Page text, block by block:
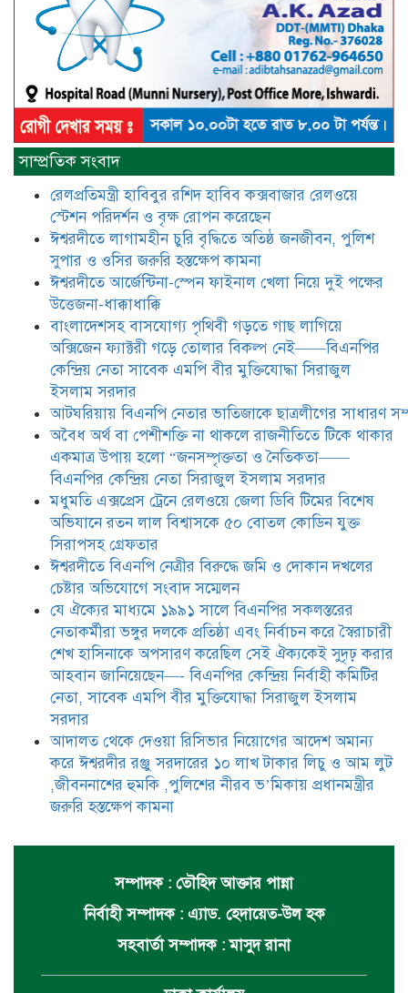
আটঘরিয়ায় বিএনপি নেতার ভাতিজাকে ছাত্রলীগের সাধারণ
​​অবৈধ অর্থ বা পেশীশক্তি না থাকলে
রাজনীতিতে টিকে থাকার একমাত্র উপায়
হলো “জনসম্পৃক্ততা ও নৈতিকতা——
বিএনপির কেন্দ্রিয় নেতা সিরাজুল ইসলাম
সরদার
মধুমতি এক্সপ্রেস ট্রেনে রেলওয়ে জেলা
বিশ্বাসকে ৫০ বোতল কোডিন যুক্ত
সিরাপসহ গ্রেফতার
ঈশ্বরদীতে বিএনপি নেত্রীর বিরুদ্ধে জমি ও
দোকান দখলের চেষ্টার অভিযোগে সংবাদ
সম্মেলন
যে ঐক্যের মাধ্যমে ১৯৯১ সালে
বিএনপির সকলস্তরের নেতাকর্মীরা ভঙ্গুর
দলকে প্রতিষ্ঠা এবং নির্বাচন করে
স্বৈরাচারী শেখ হাসিনাকে অপসারণ
আহবান জানিয়েছেন—- বিএনপির কেন্দ্রিয় নির্বাহী কমিটির নেতা,
সাবেক এমপি বীর মুক্তিযোদ্ধা সিরাজুল ইসলাম সরদার
আদালত থেকে দেওয়া রিসিভার
নিয়োগের আদেশ অমান্য করে ঈশ্বরদীর
রঞ্জু সরদারের ১০ লাখ টাকার লিচু ও
আম লুট ,জীবননাশের হুমকি ,পুলিশের
নীরব ভ’মিকায় প্রধানমন্ত্রীর জরুরি
হস্তক্ষেপ কামনা
সাম্প্রতিক সংবাদ
রেলপ্রতিমন্ত্রী হাবিবুর রশিদ হাবিব কক্সবাজার রেলওয়ে
স্টেশন পরিদর্শন ও বৃক্ষ রোপন করেছেন
ঈশ্বরদীতে লাগামহীন চুরি বৃদ্ধিতে অতিষ্ঠ জনজীবন, পুলিশ
সুপার ও ওসির জরুরি হস্তক্ষেপ কামনা ​
ঈশ্বরদীতে আর্জেন্টিনা-স্পেন ফাইনাল খেলা নিয়ে দুই পক্ষের
উত্তেজনা-ধাক্কাধাক্কি
বাংলাদেশসহ বাসযোগ্য পৃথিবী গড়তে গাছ লাগিয়ে
অক্সিজেন ফ্যাক্টরী গড়ে তোলার বিকল্প নেই——বিএনপির
কেন্দ্রিয় নেতা সাবেক এমপি বীর মুক্তিযোদ্ধা সিরাজুল
ইসলাম সরদার
আটঘরিয়ায় বিএনপি নেতার ভাতিজাকে ছাত্রলীগের সাধারণ
​​অবৈধ অর্থ বা পেশীশক্তি না থাকলে রাজনীতিতে টিকে থাকার
একমাত্র উপায় হলো “জনসম্পৃক্ততা ও নৈতিকতা——
বিএনপির কেন্দ্রিয় নেতা সিরাজুল ইসলাম সরদার
মধুমতি এক্সপ্রেস ট্রেনে রেলওয়ে জেলা ডিবি টিমের বিশেষ
অভিযানে রতন লাল বিশ্বাসকে ৫০ বোতল কোডিন যুক্ত
সিরাপসহ গ্রেফতার
ঈশ্বরদীতে বিএনপি নেত্রীর বিরুদ্ধে জমি ও দোকান দখলের
চেষ্টার অভিযোগে সংবাদ সম্মেলন
যে ঐক্যের মাধ্যমে ১৯৯১ সালে বিএনপির সকলস্তরের
নেতাকর্মীরা ভঙ্গুর দলকে প্রতিষ্ঠা এবং নির্বাচন করে স্বৈরাচারী
শেখ হাসিনাকে অপসারণ করেছিল সেই ঐক্যকেই সুদৃঢ় করার
আহবান জানিয়েছেন—- বিএনপির কেন্দ্রিয় নির্বাহী কমিটির
নেতা, সাবেক এমপি বীর মুক্তিযোদ্ধা সিরাজুল ইসলাম
সরদার
আদালত থেকে দেওয়া রিসিভার নিয়োগের আদেশ অমান্য
করে ঈশ্বরদীর রঞ্জু সরদারের ১০ লাখ টাকার লিচু ও আম লুট
,জীবননাশের হুমকি ,পুলিশের নীরব ভ’মিকায় প্রধানমন্ত্রীর
জরুরি হস্তক্ষেপ কামনা
সম্পাদক : তৌহিদ আক্তার পান্না
নির্বাহী সম্পাদক : এ্যাড. হেদায়েত-উল হক
সহবার্তা সম্পাদক : মাসুদ রানা